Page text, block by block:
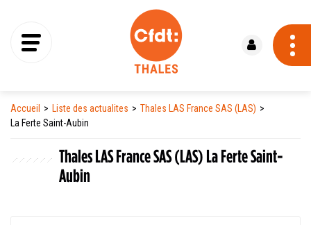
Accueil Liste des actualites
Thales LAS France SAS (LAS)
La Ferte Saint-Aubin
Thales LAS France SAS (LAS) La Ferte Saint-
Aubin